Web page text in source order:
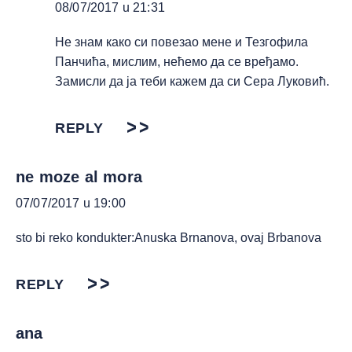
08/07/2017 u 21:31
Не знам како си повезао мене и Тезгофила
Панчића, мислим, нећемо да се вређамо.
Замисли да ја теби кажем да си Сера Луковић.
REPLY
ne moze al mora
07/07/2017 u 19:00
sto bi reko kondukter:Anuska Brnanova, ovaj Brbanova
REPLY
ana